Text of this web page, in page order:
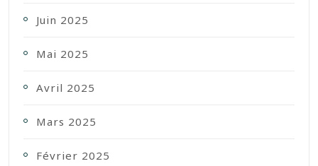
Juin 2025
Mai 2025
Avril 2025
Mars 2025
Février 2025